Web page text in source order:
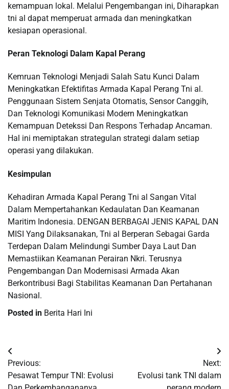
kemampuan lokal. Melalui Pengembangan ini, Diharapkan
tni al dapat memperuat armada dan meningkatkan
kesiapan operasional.
Peran Teknologi Dalam Kapal Perang
Kemruan Teknologi Menjadi Salah Satu Kunci Dalam
Meningkatkan Efektifitas Armada Kapal Perang Tni al.
Penggunaan Sistem Senjata Otomatis, Sensor Canggih,
Dan Teknologi Komunikasi Modern Meningkatkan
Kemampuan Detekssi Dan Respons Terhadap Ancaman.
Hal ini memiptakan strategulan strategi dalam setiap
operasi yang dilakukan.
Kesimpulan
Kehadiran Armada Kapal Perang Tni al Sangan Vital
Dalam Mempertahankan Kedaulatan Dan Keamanan
Maritim Indonesia. DENGAN BERBAGAI JENIS KAPAL DAN
MISI Yang Dilaksanakan, Tni al Berperan Sebagai Garda
Terdepan Dalam Melindungi Sumber Daya Laut Dan
Memastiikan Keamanan Perairan Nkri. Terusnya
Pengembangan Dan Modernisasi Armada Akan
Berkontribusi Bagi Stabilitas Keamanan Dan Pertahanan
Nasional.
Posted in Berita Hari Ini
Post
navigation
Previous:
Pesawat Tempur TNI: Evolusi
Next:
Evolusi tank TNI dalam